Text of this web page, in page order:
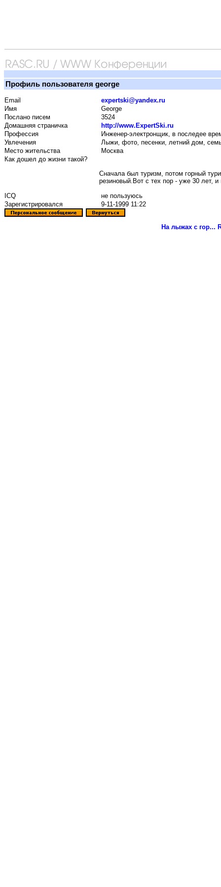
Профиль пользователя george
Email
expertski@yandex.ru
Имя
George
Послано писем
3524
Домашняя страничка
http://www.ExpertSki.ru
Профессия
Инженер-электронщик, в последее
Увлечения
Лыжи, фото, песенки, летний дом,
Место жительства
Москва
Как дошел до жизни такой?
Сначала был туризм, потом горный
резиновый.Вот с тех пор - уже 30 лет, и
ICQ
не пользуюсь
Зарегистрировался
9-11-1999 11:22
На лыжах с гор...